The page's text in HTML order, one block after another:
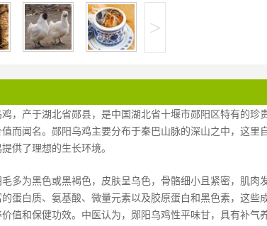
>
，产于湖北省郧县，是中国湖北省十堰市郧阳区特有的珍
而闻名。郧阳乌鸡主要分布于秦巴山脉的深山之中，这里
供了理想的生长环境。
多为黑色或黑褐色，皮肤呈乌色，骨骼细小且紧密，肌肉
蛋白质、氨基酸、微量元素以及胶原蛋白和黑色素，这些
值和保健功效。中医认为，郧阳乌鸡性平味甘，具有补气